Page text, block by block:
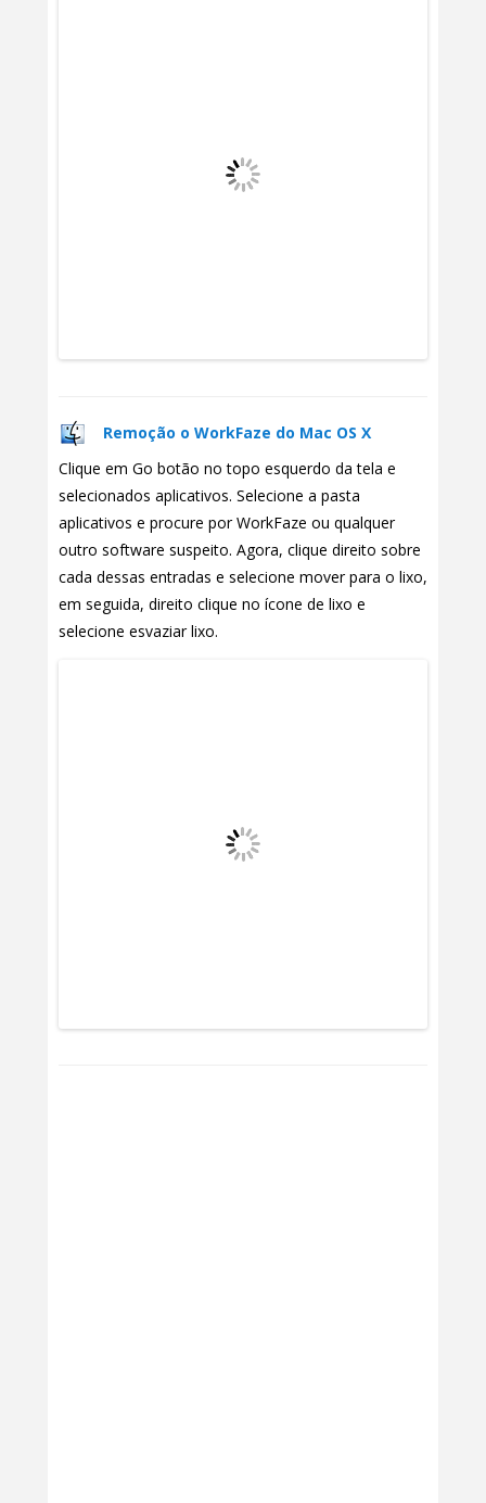
Remoção o WorkFaze do Mac OS X
Clique em Go botão no topo esquerdo da tela e
selecionados aplicativos. Selecione a pasta
aplicativos e procure por WorkFaze ou qualquer
outro software suspeito. Agora, clique direito sobre
cada dessas entradas e selecione mover para o lixo,
em seguida, direito clique no ícone de lixo e
selecione esvaziar lixo.